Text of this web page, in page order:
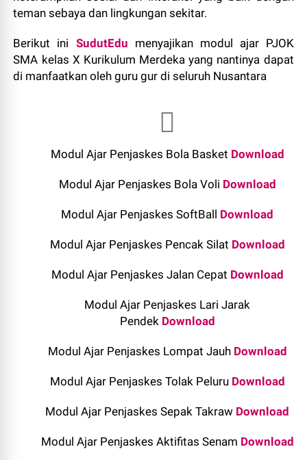
teman sebaya dan lingkungan sekitar.
Berikut ini SudutEdu menyajikan modul ajar PJOK
SMA kelas X Kurikulum Merdeka yang nantinya dapat
di manfaatkan oleh guru gur di seluruh Nusantara
Modul Ajar Penjaskes Bola Basket Download
Modul Ajar Penjaskes Bola Voli Download
Modul Ajar Penjaskes SoftBall Download
Modul Ajar Penjaskes Pencak Silat Download
Modul Ajar Penjaskes Jalan Cepat Download
Modul Ajar Penjaskes Lari Jarak
Pendek Download
Modul Ajar Penjaskes Lompat Jauh Download
Modul Ajar Penjaskes Tolak Peluru Download
Modul Ajar Penjaskes Sepak Takraw Download
Modul Ajar Penjaskes Aktifitas Senam Download